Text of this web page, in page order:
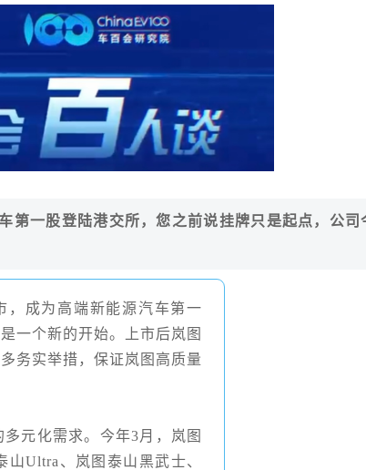
第一股登陆港交所，您之前说挂牌只是起点，公司
，成为高端新能源汽车第一
一个新的开始。上市后岚图
务实举措，保证岚图高质量
多元化需求。今年3月，岚图
山Ultra 、岚图泰山黑武士、